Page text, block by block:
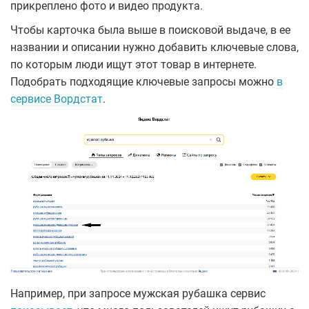
прикреплено фото и видео продукта.
Чтобы карточка была выше в поисковой выдаче, в ее
названии и описании нужно добавить ключевые слова,
по которым люди ищут этот товар в интернете.
Подобрать подходящие ключевые запросы можно в
сервисе Вордстат.
Например, при запросе мужская рубашка сервис